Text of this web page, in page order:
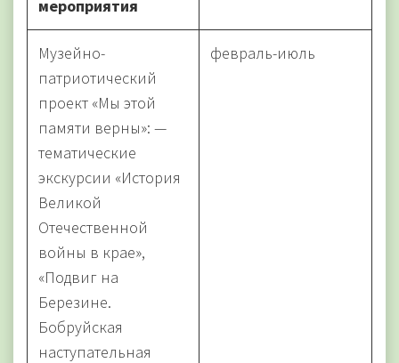
мероприятия
Музейно-
патриотический
проект «Мы этой
памяти верны»: —
тематические
экскурсии «История
Великой
Отечественной
войны в крае»,
«Подвиг на
Березине.
Бобруйская
наступательная
февраль-июль